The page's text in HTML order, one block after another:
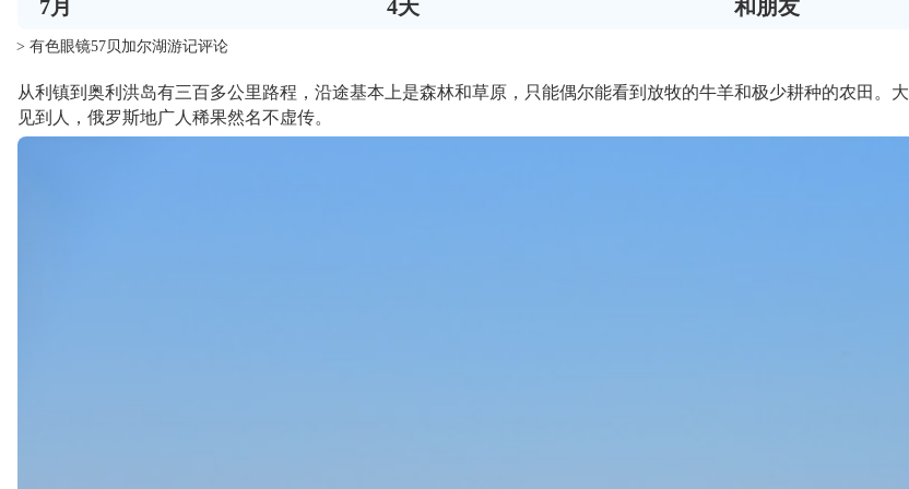
7月 4天 和朋友
> 有色眼镜57贝加尔湖游记评论
从利镇到奥利洪岛有三百多公里路程，沿途基本上是森林和草原，只能偶尔能看到放牧的牛羊和极少耕种的农田。
见到人，俄罗斯地广人稀果然名不虚传。